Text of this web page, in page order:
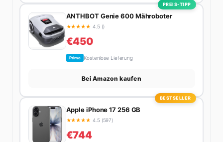
PREIS-TIPP
ANTHBOT Genie 600 Mähroboter
★★★★★ 4.5 ()
€450
Prime Kostenlose Lieferung
Bei Amazon kaufen
BESTSELLER
Apple iPhone 17 256 GB
★★★★★ 4.5 (597)
€744